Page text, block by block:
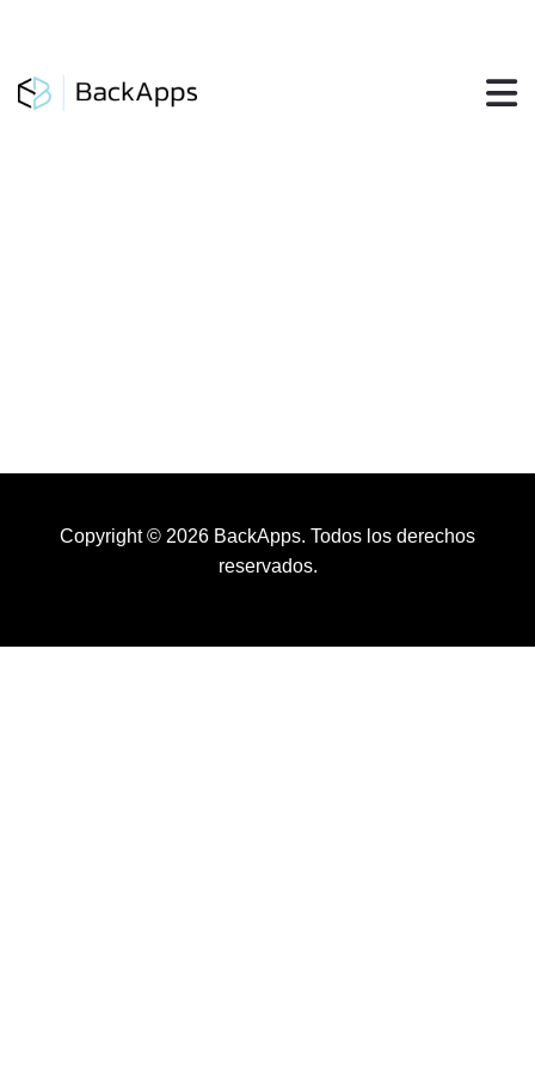
Copyright © 2026 BackApps. Todos los derechos
reservados.